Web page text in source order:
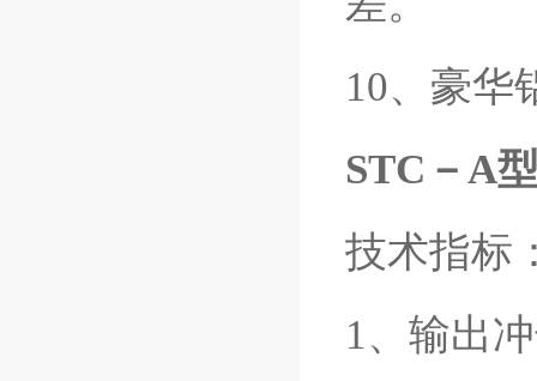
10、豪华
STC－A
技术指标
1、输出